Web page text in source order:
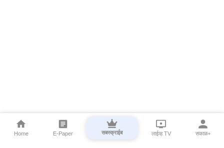
Home E-Paper सबस्क्राईब लाईव्ह TV सकाळ+